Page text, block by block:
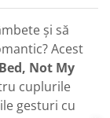
și să
Acest
Not My
cuplurile
gesturi cu